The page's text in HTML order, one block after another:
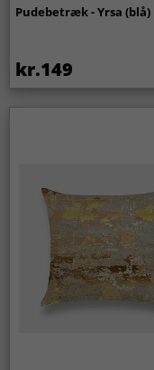
Pudebetræk - Yrsa (blå)
kr.149